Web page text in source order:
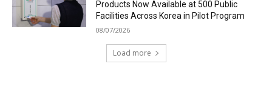
Products Now Available at 500 Public
Facilities Across Korea in Pilot Program
08/07/2026
Load more